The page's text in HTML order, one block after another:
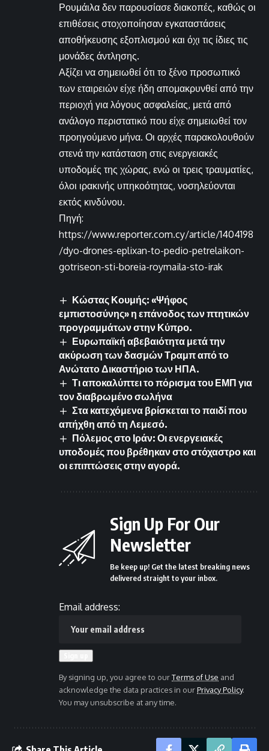
Ρουμάιλα δεν παρουσίασε διακοπές, καθώς οι
επιθέσεις στοχοποίησαν εγκαταστάσεις
αποθήκευσης εξοπλισμού και όχι τις ίδιες τις
μονάδες άντλησης.
Αξίζει να σημειωθεί ότι το ξένο προσωπικό
των εταιρειών είχε ήδη απομακρυνθεί από την
περιοχή για λόγους ασφαλείας, μετά από
ανάλογο περιστατικό που είχε σημειωθεί τον
προηγούμενο μήνα. Οι αρχές παρακολουθούν
στενά την κατάσταση στις ενεργειακές
υποδομές της χώρας, ενώ οι τρεις τραυματίες,
όλοι ιρακινής υπηκοότητας, νοσηλεύονται
εκτός κινδύνου.
Πηγή:
https://www.reporter.com.cy/article/1404198
/dyo-drones-eplixan-to-pedio-petrelaikon-
gotriseon-sti-boreia-roymaila-sto-irak
Κώστας Κουμής: «Ψήφος
εμπιστοσύνης» η επάνοδος των πτητικών
προγραμμάτων στην Κύπρο.
Ευρωπαϊκή αβεβαιότητα μετά την
ακύρωση των δασμών Τραμπ από το
Ανώτατο Δικαστήριο των ΗΠΑ.
Τι αποκαλύπτει το πόρισμα του ΕΜΠ για
τον διαβρωμένο σωλήνα
Στα κατεχόμενα βρίσκεται το παιδί που
απήχθη από τη Λεμεσό.
Πόλεμος στο Ιράν: Οι ενεργειακές
υποδομές που βρέθηκαν στο στόχαστρο και
οι επιπτώσεις στην αγορά.
Sign Up For Our
Newsletter
Be keep up! Get the latest breaking news
delivered straight to your inbox.
Email address:
By signing up, you agree to ourTerms of Use and
acknowledge the data practices in ourPrivacy Policy.
You may unsubscribe at any time.